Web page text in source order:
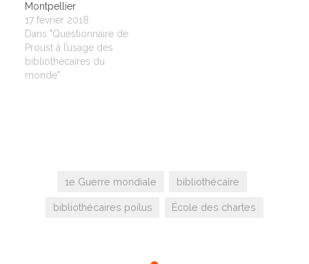
Montpellier
17 février 2018
Dans "Questionnaire de
Proust à l’usage des
bibliothécaires du
monde"
1e Guerre mondiale bibliothécaire
bibliothécaires poilus École des chartes